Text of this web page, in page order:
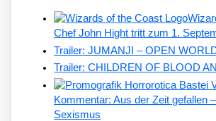
Chef John Hight tritt zum 1.
Trailer: JUMANJI – OPEN
Trailer: CHILDREN OF BLOOD
Kommentar: Aus der Zeit gefallen
Sexismus